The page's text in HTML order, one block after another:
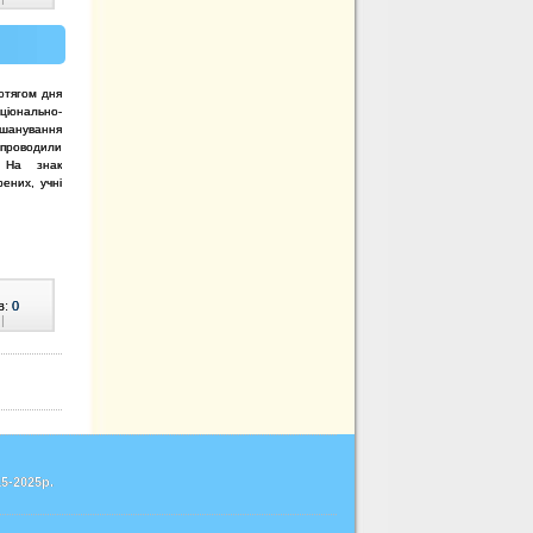
дня
На знак
учні
0
2025р.